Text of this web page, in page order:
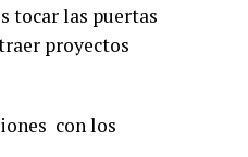
tocar las puertas
proyectos
con los